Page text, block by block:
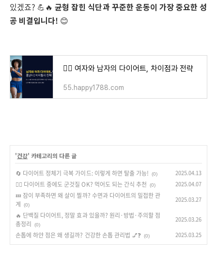
있겠죠? 💪🔥균형 잡힌 식단과 꾸준한 운동이 가장 중요한 성
공 비결입니다! 😊
💃‍♀️ 여자와 남자의 다이어트, 차이점과 전략
55.happy1788.com
'건강' 카테고리의 다른 글
🔄 다이어트 정체기 극복 가이드: 이렇게 하면 탈출 가능! (0) 2025.04.13
😵‍💫 다이어트 중에도 군것질 OK? 먹어도 되는 간식 추천 (0) 2025.04.07
💤 잠이 부족하면 왜 살이 찔까? 수면과 다이어트의 밀접한 관
계
(0)
2025.03.27
🔥 단백질 다이어트, 정말 효과 있을까? 원리·방법·주의할 점
총정리
(0)
2025.03.26
손톱에 하얀 점은 왜 생길까? 건강한 손톱 관리법 💅❓ (0) 2025.03.25